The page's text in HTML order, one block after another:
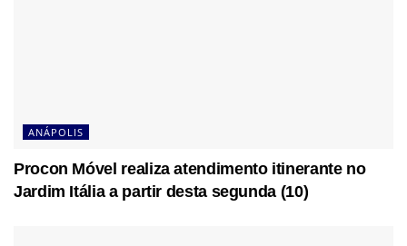
ANÁPOLIS
Procon Móvel realiza atendimento itinerante no
Jardim Itália a partir desta segunda (10)